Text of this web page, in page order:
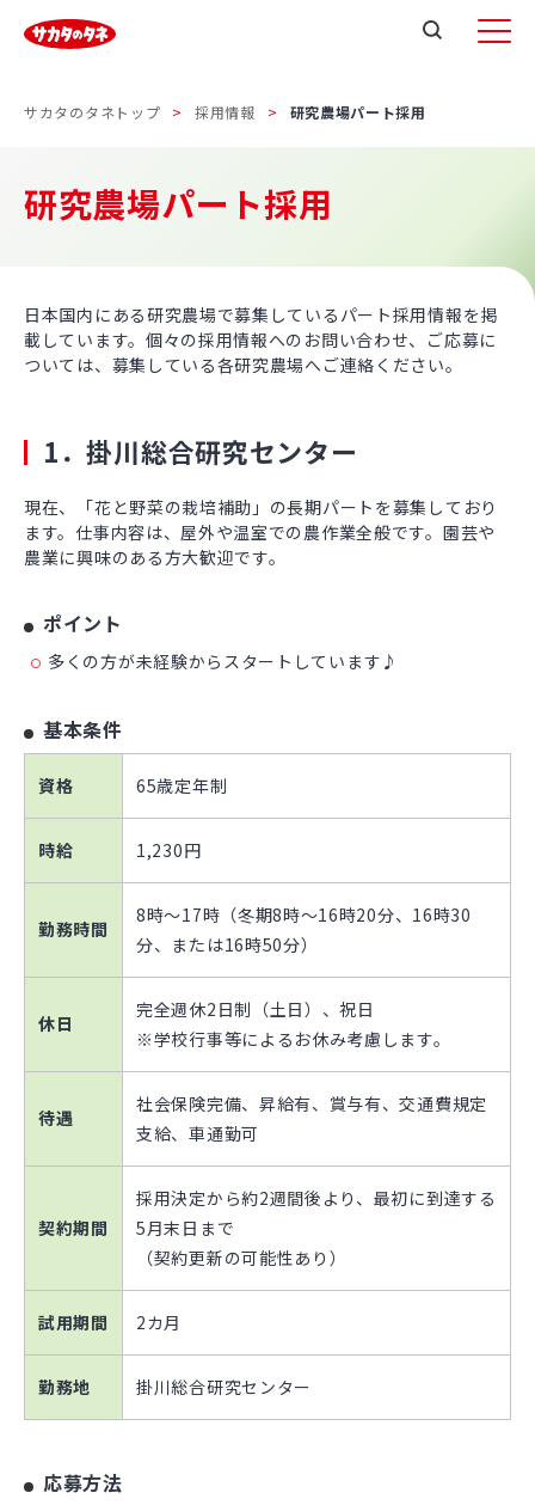
サカタのタネトップ 採用情報 研究農場パート採用
研究農場パート採用
日本国内にある研究農場で募集しているパート採用情報を掲
載しています。個々の採用情報へのお問い合わせ、ご応募に
ついては、募集している各研究農場へご連絡ください。
1．掛川総合研究センター
現在、「花と野菜の栽培補助」の長期パートを募集しており
ます。仕事内容は、屋外や温室での農作業全般です。園芸や
農業に興味のある方大歓迎です。
ポイント
多くの方が未経験からスタートしています♪
基本条件
資格 65歳定年制
時給 1,230円
勤務時間
8時～17時（冬期8時～16時20分、16時30
分、または16時50分）
休日
完全週休2日制（土日）、祝日
※学校行事等によるお休み考慮します。
待遇
社会保険完備、昇給有、賞与有、交通費規定
支給、車通勤可
契約期間
採用決定から約2週間後より、最初に到達する
5月末日まで
（契約更新の可能性あり）
試用期間 2カ月
勤務地 掛川総合研究センター
応募方法